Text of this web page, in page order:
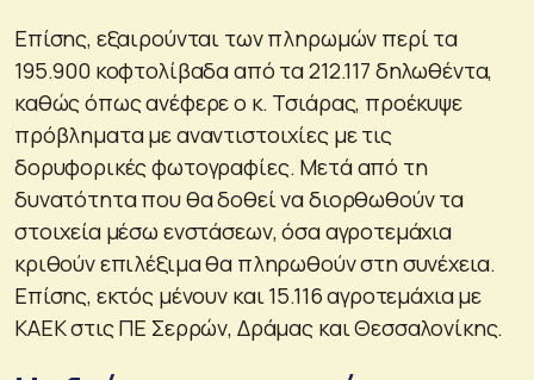
Επίσης, εξαιρούνται των πληρωμών περί τα
195.900 κοφτολίβαδα από τα 212.117 δηλωθέντα,
καθώς όπως ανέφερε ο κ. Τσιάρας, προέκυψε
πρόβληματα με αναντιστοιχίες με τις
δορυφορικές φωτογραφίες. Μετά από τη
δυνατότητα που θα δοθεί να διορθωθούν τα
στοιχεία μέσω ενστάσεων, όσα αγροτεμάχια
κριθούν επιλέξιμα θα πληρωθούν στη συνέχεια.
Επίσης, εκτός μένουν και 15.116 αγροτεμάχια με
ΚΑΕΚ στις ΠΕ Σερρών, Δράμας και Θεσσαλονίκης.